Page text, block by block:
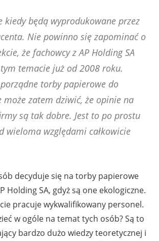
kiedy będą wyprodukowane przez
Nie powinno się zapominać o
że fachowcy z AP Holding SA
temacie już od 2008 roku.
torby papierowe do
może zatem dziwić, że opinie na
są tak dobre. Jest to po prostu
wieloma względami całkowicie
decyduje się na torby papierowe
Holding SA, gdyż są one ekologiczne.
pracuje wykwalifikowany personel.
w ogóle na temat tych osób? Są to
bardzo dużo wiedzy teoretycznej i